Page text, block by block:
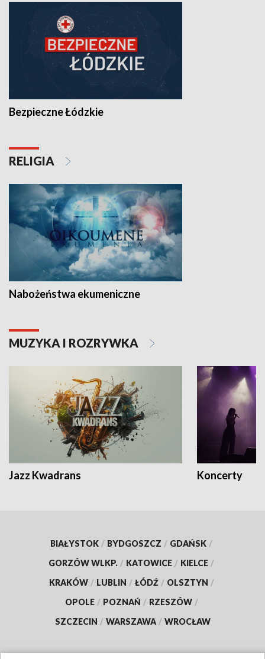
Bezpieczne Łódzkie
RELIGIA
Nabożeństwa ekumeniczne
MUZYKA I ROZRYWKA
Jazz Kwadrans Koncerty
BIAŁYSTOK / BYDGOSZCZ / GDAŃSK /
GORZÓW WLKP. / KATOWICE / KIELCE /
KRAKÓW / LUBLIN / ŁÓDŹ / OLSZTYN /
OPOLE / POZNAŃ / RZESZÓW /
SZCZECIN / WARSZAWA / WROCŁAW